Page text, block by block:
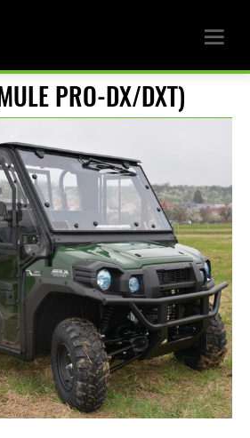
PRO-DX/DXT)